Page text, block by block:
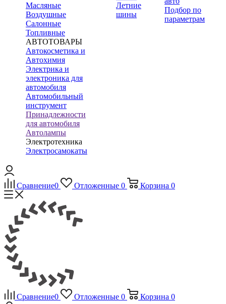
Масляные
Воздушные
Салонные
Топливные
АВТОТОВАРЫ
Автокосметика и
Автохимия
Электрика и
электроника для
автомобиля
Автомобильный
инструмент
Принадлежности
для автомобиля
Автолампы
Электротехника
Электросамокаты
Летние
шины
Подбор по
параметрам
Сравнение0 Отложенные 0 Корзина 0
Сравнение0 Отложенные 0 Корзина 0